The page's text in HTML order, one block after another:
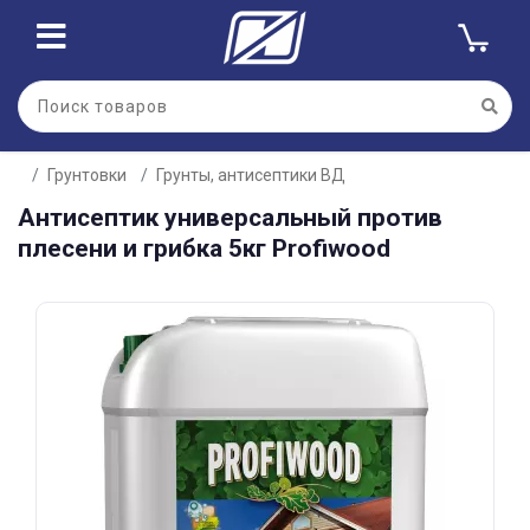
Грунтовки Грунты, антисептики ВД
Антисептик универсальный против
плесени и грибка 5кг Profiwood
Для клиентов всех банков
Разбейте
оплатуна части
без переплат
График платежей